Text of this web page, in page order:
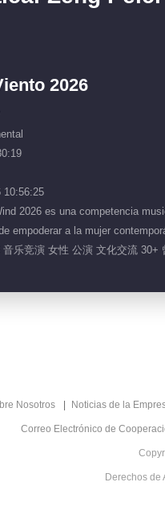
2026
10:56:25
2026 es una competencia
empoderar a la mujer
音乐竞演 女性 公演 文化交流 30+
Nosotros Noticias de la
Correo Electrónico de
Derechos de